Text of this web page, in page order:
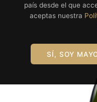
país desde el que
aceptas nuestra
SÍ, SOY